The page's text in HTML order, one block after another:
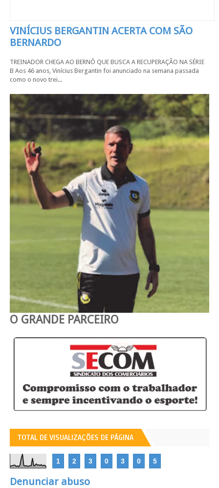
VINÍCIUS BERGANTIN ACERTA COM SÃO
BERNARDO
TREINADOR CHEGA AO BERNÔ QUE BUSCA A RECUPERAÇÃO NA SÉRIE
B Aos 46 anos, Vinícius Bergantin foi anunciado na semana passada
como o novo trei...
O GRANDE PARCEIRO
TOTAL DE VISUALIZAÇÕES DE PÁGINA
1 2 3 0 3 0 5
Denunciar abuso